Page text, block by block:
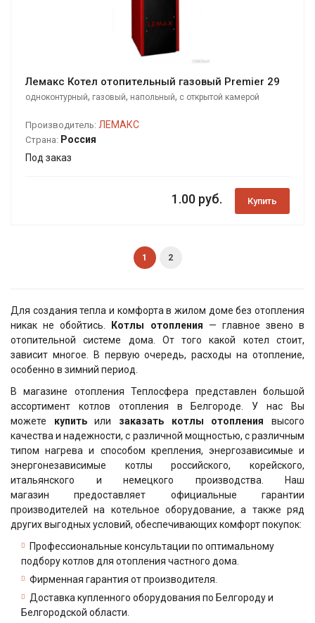
Лемакс Котел отопительный газовый Premier 29
одноконтурный, газовый, напольный, с открытой камерой
Производитель: ЛЕМАКС
Страна: Россия
Под заказ
1.00 руб. Купить
1 2
Для создания тепла и комфорта в жилом доме без отопления
никак не обойтись.
Котлы отопления — главное звено в
отопительной системе дома. От того какой котел стоит,
зависит многое. В первую очередь, расходы на отопление,
особенно в зимний период.
В магазине отопления Теплосфера представлен большой
ассортимент котлов отопления в Белгороде. У нас Вы
можете купитьили заказать котлы отопления высого
качества и надежности, с различной мощностью, с различным
типом нагрева и способом крепления, энергозависимые и
энергонезависимые котлы российского, корейского,
итальянского и немецкого производства. Наш
магазин предоставляет официальные гарантии
производителей на котельное оборудование, а также ряд
других выгодных условий, обеспечивающих комфорт покупок:
Профессиональные консультации по оптимальному
подбору котлов для отопления частного дома.
Фирменная гарантия от производителя.
Доставка купленного оборудования по Белгороду и
Белгородской области.